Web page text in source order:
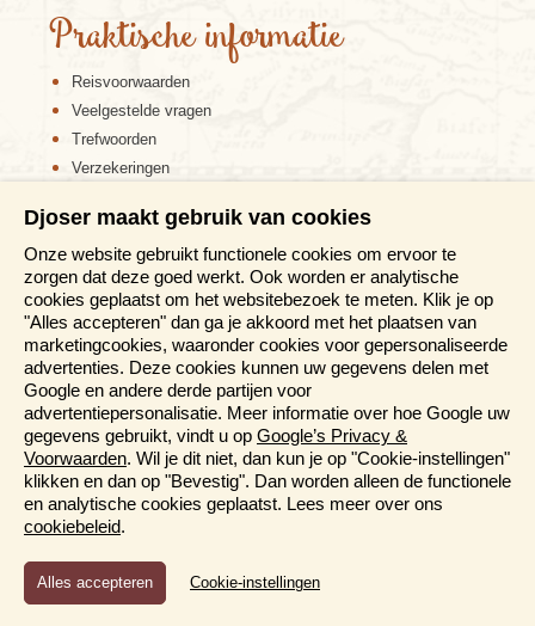
Praktische informatie
Reisvoorwaarden
Veelgestelde vragen
Trefwoorden
Verzekeringen
Disclaimer
Cookiebeleid
Privacy verklaring
Reis en boek met Djoser zekerheid
Meer weten?
Brochures aanvragen
Informatiedagen
Magazine
Aanmelden nieuwsbrief
Djoser maakt gebruik van cookies
Onze website gebruikt functionele cookies om ervoor te
zorgen dat deze goed werkt. Ook worden er analytische
cookies geplaatst om het websitebezoek te meten. Klik je op
"Alles accepteren" dan ga je akkoord met het plaatsen van
marketingcookies, waaronder cookies voor gepersonaliseerde
advertenties. Deze cookies kunnen uw gegevens delen met
Google en andere derde partijen voor
advertentiepersonalisatie. Meer informatie over hoe Google uw
gegevens gebruikt, vindt u op Google’s Privacy &
Voorwaarden. Wil je dit niet, dan kun je op "Cookie-instellingen"
klikken en dan op "Bevestig". Dan worden alleen de functionele
en analytische cookies geplaatst. Lees meer over ons
cookiebeleid.
Functioneel en Analytisch
Cookies die er voor zorgen dat de website naar behoren
Cookie-instellingen